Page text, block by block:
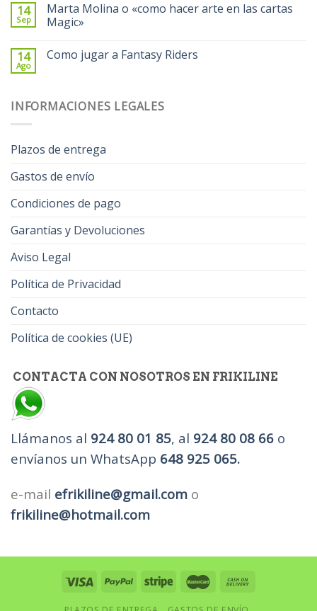
14
Sep
Marta Molina o «como hacer arte en las cartas
Magic»
14
Ago
Como jugar a Fantasy Riders
INFORMACIONES LEGALES
Plazos de entrega
Gastos de envío
Condiciones de pago
Garantías y Devoluciones
Aviso Legal
Política de Privacidad
Contacto
Política de cookies (UE)
CONTACTA CON NOSOTROS EN FRIKILINE
Llámanos al 924 80 01 85, al 924 80 08 66 o
envíanos un WhatsApp 648 925 065.
e-mail efrikiline@gmail.com o
frikiline@hotmail.com